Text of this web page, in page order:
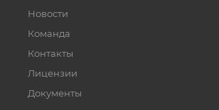
Новости
Команда
Контакты
Лицензии
Документы